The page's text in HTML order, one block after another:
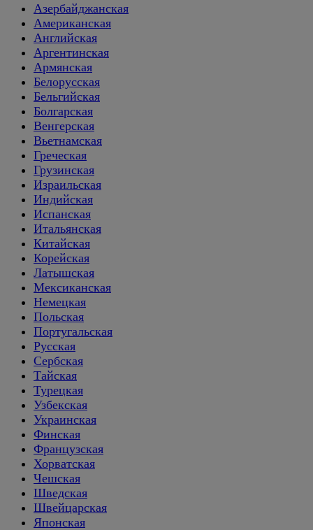
Азербайджанская
Американская
Английская
Аргентинская
Армянская
Белорусская
Бельгийская
Болгарская
Венгерская
Вьетнамская
Греческая
Грузинская
Израильская
Индийская
Испанская
Итальянская
Китайская
Корейская
Латышская
Мексиканская
Немецкая
Польская
Португальская
Русская
Сербская
Тайская
Турецкая
Узбекская
Украинская
Финская
Французская
Хорватская
Чешская
Шведская
Швейцарская
Японская